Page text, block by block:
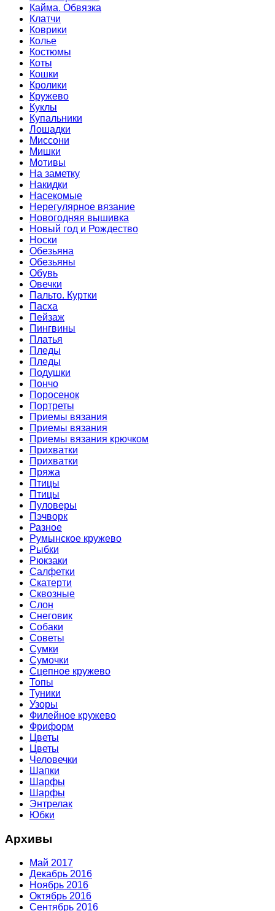
Кайма. Обвязка
Клатчи
Коврики
Колье
Костюмы
Коты
Кошки
Кролики
Кружево
Куклы
Купальники
Лошадки
Миссони
Мишки
Мотивы
На заметку
Накидки
Насекомые
Нерегулярное вязание
Новогодняя вышивка
Новый год и Рождество
Носки
Обезьяна
Обезьяны
Обувь
Овечки
Пальто. Куртки
Пасха
Пейзаж
Пингвины
Платья
Пледы
Пледы
Подушки
Пончо
Поросенок
Портреты
Приемы вязания
Приемы вязания
Приемы вязания крючком
Прихватки
Прихватки
Пряжа
Птицы
Птицы
Пуловеры
Пэчворк
Разное
Румынское кружево
Рыбки
Рюкзаки
Салфетки
Скатерти
Сквозные
Слон
Снеговик
Собаки
Советы
Сумки
Сумочки
Сцепное кружево
Топы
Туники
Узоры
Филейное кружево
Фриформ
Цветы
Цветы
Человечки
Шапки
Шарфы
Шарфы
Энтрелак
Юбки
Архивы
Май 2017
Декабрь 2016
Ноябрь 2016
Октябрь 2016
Сентябрь 2016